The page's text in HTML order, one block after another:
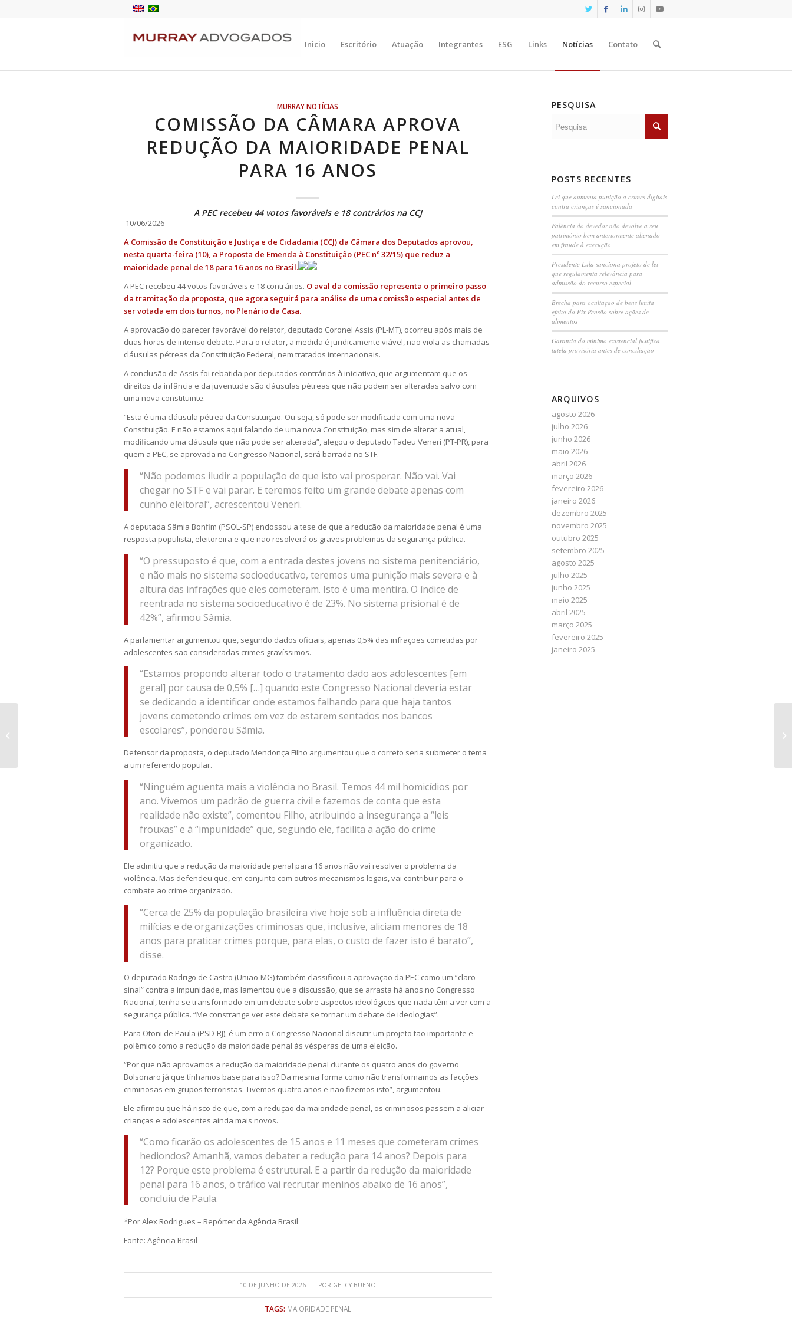
Inicio Escritório Atuação Integrantes ESG Links Notícias Contato
MURRAY NOTÍCIAS
COMISSÃO DA CÂMARA APROVA
REDUÇÃO DA MAIORIDADE PENAL
PARA 16 ANOS
A PEC recebeu 44 votos favoráveis e 18 contrários na CCJ
10/06/2026
A Comissão de Constituição e Justiça e de Cidadania (CCJ) da Câmara dos Deputados aprovou,
nesta quarta-feira (10), a Proposta de Emenda à Constituição (PEC nº 32/15) que reduz a
maioridade penal de 18 para 16 anos no Brasil.
A PEC recebeu 44 votos favoráveis e 18 contrários. O aval da comissão representa o primeiro passo
da tramitação da proposta, que agora seguirá para análise de uma comissão especial antes de
ser votada em dois turnos, no Plenário da Casa.
A aprovação do parecer favorável do relator, deputado Coronel Assis (PL-MT), ocorreu após mais de
duas horas de intenso debate. Para o relator, a medida é juridicamente viável, não viola as chamadas
cláusulas pétreas da Constituição Federal, nem tratados internacionais.
A conclusão de Assis foi rebatida por deputados contrários à iniciativa, que argumentam que os
direitos da infância e da juventude são cláusulas pétreas que não podem ser alteradas salvo com
uma nova constituinte.
“Esta é uma cláusula pétrea da Constituição. Ou seja, só pode ser modificada com uma nova
Constituição. E não estamos aqui falando de uma nova Constituição, mas sim de alterar a atual,
modificando uma cláusula que não pode ser alterada”, alegou o deputado Tadeu Veneri (PT-PR), para
quem a PEC, se aprovada no Congresso Nacional, será barrada no STF.
“Não podemos iludir a população de que isto vai prosperar. Não vai. Vai
chegar no STF e vai parar. E teremos feito um grande debate apenas com
cunho eleitoral”, acrescentou Veneri.
A deputada Sâmia Bonfim (PSOL-SP) endossou a tese de que a redução da maioridade penal é uma
resposta populista, eleitoreira e que não resolverá os graves problemas da segurança pública.
“O pressuposto é que, com a entrada destes jovens no sistema penitenciário,
e não mais no sistema socioeducativo, teremos uma punição mais severa e à
altura das infrações que eles cometeram. Isto é uma mentira. O índice de
reentrada no sistema socioeducativo é de 23%. No sistema prisional é de
42%”, afirmou Sâmia.
A parlamentar argumentou que, segundo dados oficiais, apenas 0,5% das infrações cometidas por
adolescentes são consideradas crimes gravíssimos.
“Estamos propondo alterar todo o tratamento dado aos adolescentes [em
geral] por causa de 0,5% […] quando este Congresso Nacional deveria estar
se dedicando a identificar onde estamos falhando para que haja tantos
jovens cometendo crimes em vez de estarem sentados nos bancos
escolares”, ponderou Sâmia.
Defensor da proposta, o deputado Mendonça Filho argumentou que o correto seria submeter o tema
a um referendo popular.
“Ninguém aguenta mais a violência no Brasil. Temos 44 mil homicídios por
ano. Vivemos um padrão de guerra civil e fazemos de conta que esta
realidade não existe”, comentou Filho, atribuindo a insegurança a “leis
frouxas” e à “impunidade” que, segundo ele, facilita a ação do crime
organizado.
Ele admitiu que a redução da maioridade penal para 16 anos não vai resolver o problema da
violência. Mas defendeu que, em conjunto com outros mecanismos legais, vai contribuir para o
combate ao crime organizado.
“Cerca de 25% da população brasileira vive hoje sob a influência direta de
milícias e de organizações criminosas que, inclusive, aliciam menores de 18
anos para praticar crimes porque, para elas, o custo de fazer isto é barato”,
disse.
O deputado Rodrigo de Castro (União-MG) também classificou a aprovação da PEC como um “claro
sinal” contra a impunidade, mas lamentou que a discussão, que se arrasta há anos no Congresso
Nacional, tenha se transformado em um debate sobre aspectos ideológicos que nada têm a ver com a
segurança pública. “Me constrange ver este debate se tornar um debate de ideologias”.
Para Otoni de Paula (PSD-RJ), é um erro o Congresso Nacional discutir um projeto tão importante e
polêmico como a redução da maioridade penal às vésperas de uma eleição.
“Por que não aprovamos a redução da maioridade penal durante os quatro anos do governo
Bolsonaro já que tínhamos base para isso? Da mesma forma como não transformamos as facções
criminosas em grupos terroristas. Tivemos quatro anos e não fizemos isto”, argumentou.
Ele afirmou que há risco de que, com a redução da maioridade penal, os criminosos passem a aliciar
crianças e adolescentes ainda mais novos.
“Como ficarão os adolescentes de 15 anos e 11 meses que cometeram crimes
hediondos? Amanhã, vamos debater a redução para 14 anos? Depois para
12? Porque este problema é estrutural. E a partir da redução da maioridade
penal para 16 anos, o tráfico vai recrutar meninos abaixo de 16 anos”,
concluiu de Paula.
*Por Alex Rodrigues – Repórter da Agência Brasil
Fonte: Agência Brasil
10 DE JUNHO DE 2026
/ POR GELCY BUENO
TAGS: MAIORIDADE PENAL
PESQUISA
POSTS RECENTES
Lei que aumenta punição a crimes digitais
contra crianças é sancionada
Falência do devedor não devolve a seu
patrimônio bem anteriormente alienado
em fraude à execução
Presidente Lula sanciona projeto de lei
que regulamenta relevância para
admissão do recurso especial
Brecha para ocultação de bens limita
efeito do Pix Pensão sobre ações de
alimentos
Garantia do mínimo existencial justifica
tutela provisória antes de conciliação
ARQUIVOS
agosto 2026
julho 2026
junho 2026
maio 2026
abril 2026
março 2026
fevereiro 2026
janeiro 2026
dezembro 2025
novembro 2025
outubro 2025
setembro 2025
agosto 2025
julho 2025
junho 2025
maio 2025
abril 2025
março 2025
fevereiro 2025
janeiro 2025